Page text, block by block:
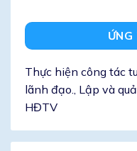
ỨNG
Thực hiện công tác
lãnh đạo., Lập và
HĐTV